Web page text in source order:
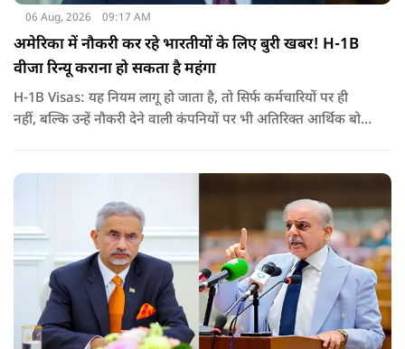
06 Aug, 2026 09:17 AM
अमेरिका में नौकरी कर रहे भारतीयों के लिए बुरी खबर! H-1B
वीजा रिन्यू कराना हो सकता है महंगा
H-1B Visas: यह नियम लागू हो जाता है, तो सिर्फ कर्मचारियों पर ही
नहीं, बल्कि उन्हें नौकरी देने वाली कंपनियों पर भी अतिरिक्त आर्थिक बोझ
वीजा का समय-समय पर नवीनीकरण कराते हैं.